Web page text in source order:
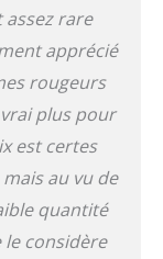
rare
apprécié
rougeurs
plus pour
est certes
au vu de
quantité
le considère